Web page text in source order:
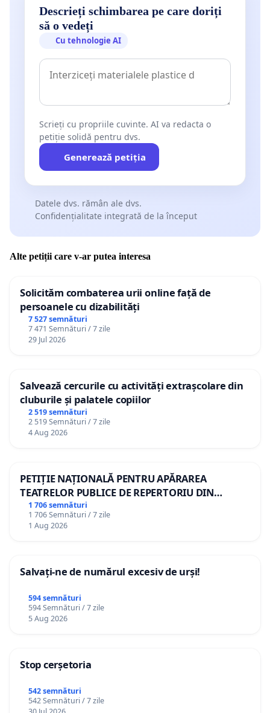
Descrieți schimbarea pe care doriți
să o vedeți
Cu tehnologie AI
Scrieți cu propriile cuvinte. AI va redacta o
petiție solidă pentru dvs.
Generează petiția
Datele dvs. rămân ale dvs.
Confidențialitate integrată de la început
Alte petiții care v-ar putea interesa
Solicităm combaterea urii online față de
persoanele cu dizabilități
7 527 semnături
7 471 Semnături / 7 zile
29 Jul 2026
Salvează cercurile cu activități extrașcolare din
cluburile și palatele copiilor
2 519 semnături
2 519 Semnături / 7 zile
4 Aug 2026
PETIȚIE NAȚIONALĂ PENTRU APĂRAREA
TEATRELOR PUBLICE DE REPERTORIU DIN
ROMÂNIA
1 706 semnături
1 706 Semnături / 7 zile
1 Aug 2026
Salvați-ne de numărul excesiv de urși!
594 semnături
594 Semnături / 7 zile
5 Aug 2026
Stop cerșetoria
542 semnături
542 Semnături / 7 zile